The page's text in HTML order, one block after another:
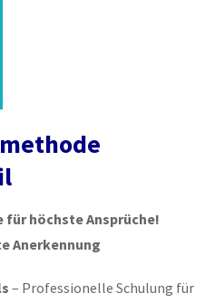
höchste Ansprüche!
Anerkennung
– Professionelle Schulung für